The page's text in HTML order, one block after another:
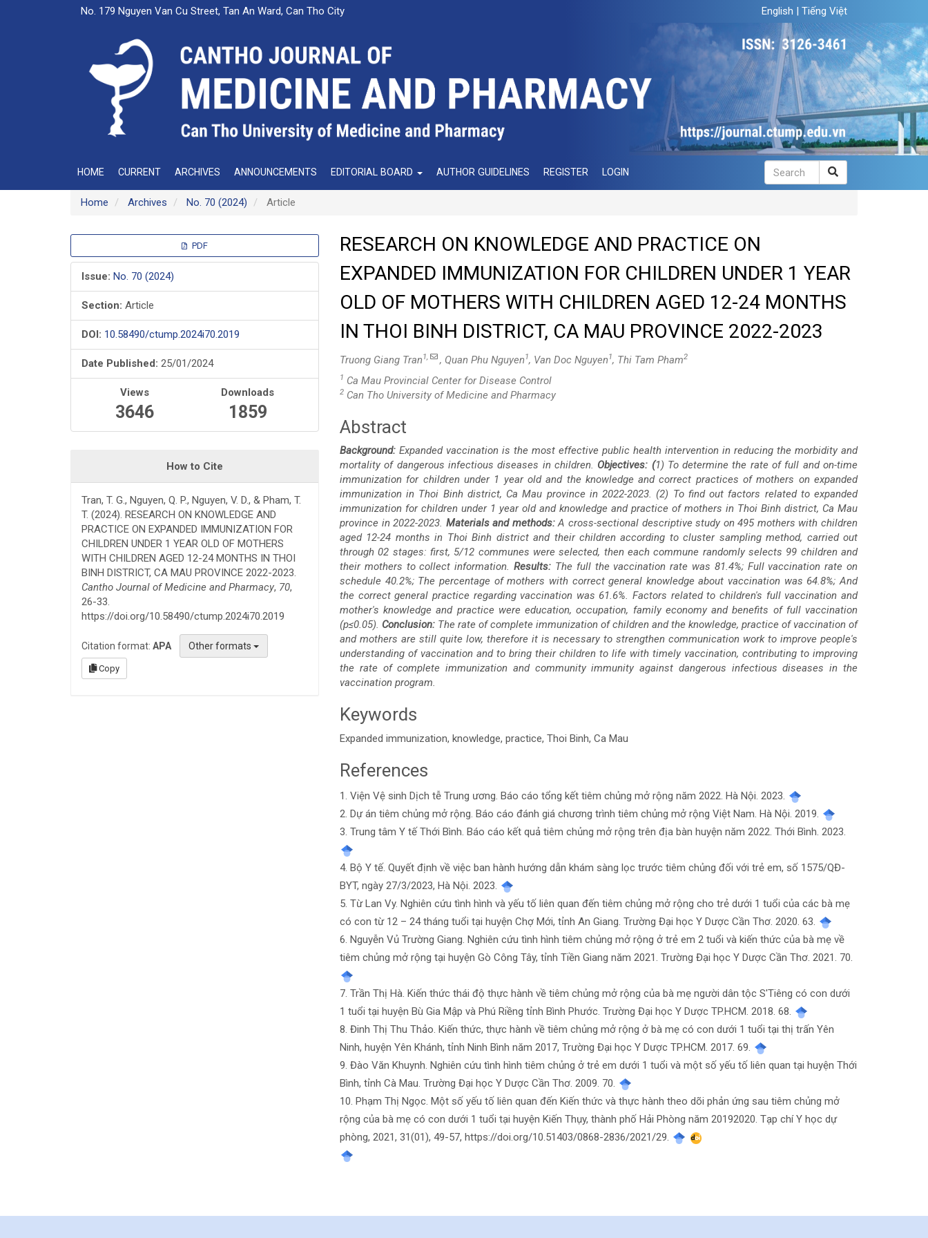
No. 179 Nguyen Van Cu Street, Tan An Ward, Can Tho City English | Tiếng Việt
HOME CURRENT ARCHIVES ANNOUNCEMENTS EDITORIAL BOARD AUTHOR GUIDELINES REGISTER LOGIN
Home Archives No. 70 (2024) Article
Article
Sidebar
PDF
Issue: No. 70 (2024)
Section: Article
DOI: 10.58490/ctump.2024i70.2019
Date Published: 25/01/2024
Views
3646
Downloads
1859
How to Cite
Tran, T. G., Nguyen, Q. P., Nguyen, V. D., & Pham, T.
T. (2024). RESEARCH ON KNOWLEDGE AND
PRACTICE ON EXPANDED IMMUNIZATION FOR
CHILDREN UNDER 1 YEAR OLD OF MOTHERS
WITH CHILDREN AGED 12-24 MONTHS IN THOI
BINH DISTRICT, CA MAU PROVINCE 2022-2023.
Cantho Journal of Medicine and Pharmacy, 70,
26-33.
https://doi.org/10.58490/ctump.2024i70.2019
Citation format: APA Other formats
Copy
RESEARCH ON KNOWLEDGE AND PRACTICE ON
EXPANDED IMMUNIZATION FOR CHILDREN UNDER 1 YEAR
OLD OF MOTHERS WITH CHILDREN AGED 12-24 MONTHS
IN THOI BINH DISTRICT, CA MAU PROVINCE 2022-2023
Truong Giang Tran1, , Quan Phu Nguyen1, Van Doc Nguyen1, Thi Tam Pham2
1 Ca Mau Provincial Center for Disease Control
2 Can Tho University of Medicine and Pharmacy
Main
Article
Content
Abstract
Background: Expanded vaccination is the most effective public health intervention in reducing the morbidity and
mortality of dangerous infectious diseases in children. Objectives: (1) To determine the rate of full and on-time
immunization for children under 1 year old and the knowledge and correct practices of mothers on expanded
immunization in Thoi Binh district, Ca Mau province in 2022-2023. (2) To find out factors related to expanded
immunization for children under 1 year old and knowledge and practice of mothers in Thoi Binh district, Ca Mau
province in 2022-2023. Materials and methods:A cross-sectional descriptive study on 495 mothers with children
aged 12-24 months in Thoi Binh district and their children according to cluster sampling method, carried out
through 02 stages: first, 5/12 communes were selected, then each commune randomly selects 99 children and
their mothers to collect information.Results: The full the vaccination rate was 81.4%; Full vaccination rate on
schedule 40.2%; The percentage of mothers with correct general knowledge about vaccination was 64.8%; And
the correct general practice regarding vaccination was 61.6%. Factors related to children's full vaccination and
mother's knowledge and practice were education, occupation, family economy and benefits of full vaccination
(p≤0.05). Conclusion: The rate of complete immunization of children and the knowledge, practice of vaccination of
and mothers are still quite low, therefore it is necessary to strengthen communication work to improve people's
understanding of vaccination and to bring their children to life with timely vaccination, contributing to improving
the rate of complete immunization and community immunity against dangerous infectious diseases in the
vaccination program.
Keywords
Expanded immunization, knowledge, practice, Thoi Binh, Ca Mau
Article
Details
References
1. Viện Vệ sinh Dịch tễ Trung ương. Báo cáo tổng kết tiêm chủng mở rộng năm 2022. Hà Nội. 2023.
2. Dự án tiêm chủng mở rộng. Báo cáo đánh giá chương trình tiêm chủng mở rộng Việt Nam. Hà Nội. 2019.
3. Trung tâm Y tế Thới Bình. Báo cáo kết quả tiêm chủng mở rộng trên địa bàn huyện năm 2022. Thới Bình. 2023.
4. Bộ Y tế. Quyết định về việc ban hành hướng dẫn khám sàng lọc trước tiêm chủng đối với trẻ em, số 1575/QĐ-
BYT, ngày 27/3/2023, Hà Nội. 2023.
5. Từ Lan Vy. Nghiên cứu tình hình và yếu tố liên quan đến tiêm chủng mở rộng cho trẻ dưới 1 tuổi của các bà mẹ
có con từ 12 – 24 tháng tuổi tại huyện Chợ Mới, tỉnh An Giang. Trường Đại học Y Dược Cần Thơ. 2020. 63.
6. Nguyễn Vủ Trường Giang. Nghiên cứu tình hình tiêm chủng mở rộng ở trẻ em 2 tuổi và kiến thức của bà mẹ về
tiêm chủng mở rộng tại huyện Gò Công Tây, tỉnh Tiền Giang năm 2021. Trường Đại học Y Dược Cần Thơ. 2021. 70.
7. Trần Thị Hà. Kiến thức thái độ thực hành về tiêm chủng mở rộng của bà mẹ người dân tộc S'Tiêng có con dưới
1 tuổi tại huyện Bù Gia Mập và Phú Riềng tỉnh Bình Phước. Trường Đại học Y Dược TP.HCM. 2018. 68.
8. Đinh Thị Thu Thảo. Kiến thức, thực hành về tiêm chủng mở rộng ở bà mẹ có con dưới 1 tuổi tại thị trấn Yên
Ninh, huyện Yên Khánh, tỉnh Ninh Bình năm 2017, Trường Đại học Y Dược TP.HCM. 2017. 69.
9. Đào Văn Khuynh. Nghiên cứu tình hình tiêm chủng ở trẻ em dưới 1 tuổi và một số yếu tố liên quan tại huyện Thới
Bình, tỉnh Cà Mau. Trường Đại học Y Dược Cần Thơ. 2009. 70.
10. Phạm Thị Ngọc. Một số yếu tố liên quan đến Kiến thức và thực hành theo dõi phản ứng sau tiêm chủng mở
rộng của bà mẹ có con dưới 1 tuổi tại huyện Kiến Thụy, thành phố Hải Phòng năm 20192020. Tạp chí Y học dự
phòng, 2021, 31(01), 49-57, https://doi.org/10.51403/0868-2836/2021/29.